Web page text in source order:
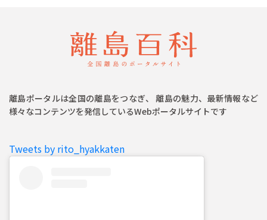
離島ポータルは全国の離島をつなぎ、 離島の魅力、最新情報など
様々なコンテンツを発信しているWebポータルサイトです
Tweets by rito_hyakkaten